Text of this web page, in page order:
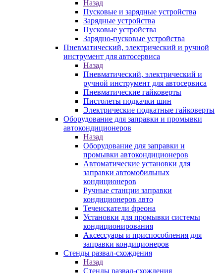
Назад
Пусковые и зарядные устройства
Зарядные устройства
Пусковые устройства
Зарядно-пусковые устройства
Пневматический, электрический и ручной
инструмент для автосервиса
Назад
Пневматический, электрический и
ручной инструмент для автосервиса
Пневматические гайковерты
Пистолеты подкачки шин
Электрические подкатные гайковерты
Оборудование для заправки и промывки
автокондиционеров
Назад
Оборудование для заправки и
промывки автокондиционеров
Автоматические установки для
заправки автомобильных
кондиционеров
Ручные станции заправки
кондиционеров авто
Течеискатели фреона
Установки для промывки системы
кондиционирования
Аксессуары и приспособления для
заправки кондиционеров
Стенды развал-схождения
Назад
Стенды развал-схождения